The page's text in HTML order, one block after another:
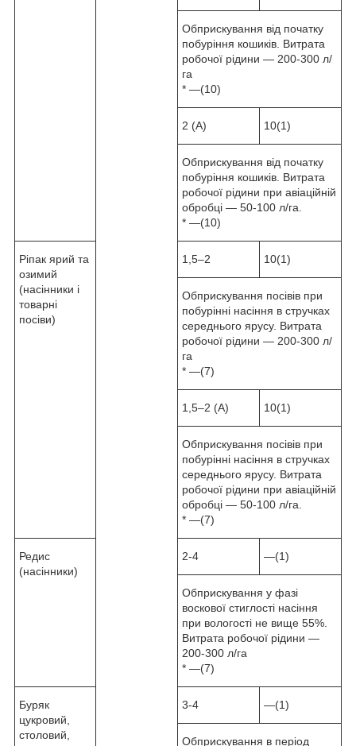
Обприскування від початку
побуріння кошиків. Витрата
робочої рідини — 200-300 л/
га
* —(10)
2 (А) 10(1)
Обприскування від початку
побуріння кошиків. Витрата
робочої рідини при авіаційній
обробці — 50-100 л/га.
* —(10)
Ріпак ярий та
озимий
(насінники і
товарні
посіви)
1,5–2 10(1)
Обприскування посівів при
побурінні насіння в стручках
середнього ярусу. Витрата
робочої рідини — 200-300 л/
га
* —(7)
1,5–2 (А) 10(1)
Обприскування посівів при
побурінні насіння в стручках
середнього ярусу. Витрата
робочої рідини при авіаційній
обробці — 50-100 л/га.
* —(7)
Редис
(насінники)
2-4 —(1)
Обприскування у фазі
воскової стиглості насіння
при вологості не вище 55%.
Витрата робочої рідини —
200-300 л/га
* —(7)
Буряк
цукровий,
столовий,
3-4 —(1)
Обприскування в період